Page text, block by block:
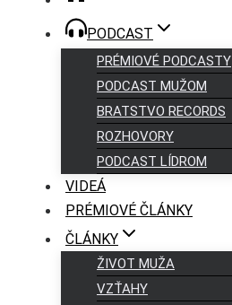
PODCAST
PRÉMIOVÉ PODCASTY
PODCAST MUŽOM
BRATSTVO RECORDS
ROZHOVORY
PODCAST LÍDROM
VIDEÁ
PRÉMIOVÉ ČLÁNKY
ČLÁNKY
ŽIVOT MUŽA
VZŤAHY